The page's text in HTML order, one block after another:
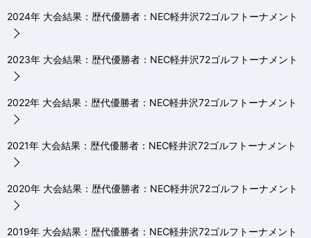
2024年 大会結果：歴代優勝者：NEC軽井沢72ゴルフトーナメント
2023年 大会結果：歴代優勝者：NEC軽井沢72ゴルフトーナメント
2022年 大会結果：歴代優勝者：NEC軽井沢72ゴルフトーナメント
2021年 大会結果：歴代優勝者：NEC軽井沢72ゴルフトーナメント
2020年 大会結果：歴代優勝者：NEC軽井沢72ゴルフトーナメント
2019年 大会結果：歴代優勝者：NEC軽井沢72ゴルフトーナメント